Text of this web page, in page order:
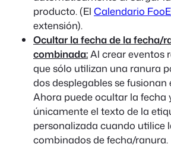
producto.(El Calendario
extensión).
Ocultar la fecha de la fecha/
combinada:Al crear eventos
que sólo utilizan una ranura
dos desplegables se fusionan
Ahora puede ocultar la fecha
únicamente el texto de la
personalizada cuando utilice
combinados de fecha/ranura.